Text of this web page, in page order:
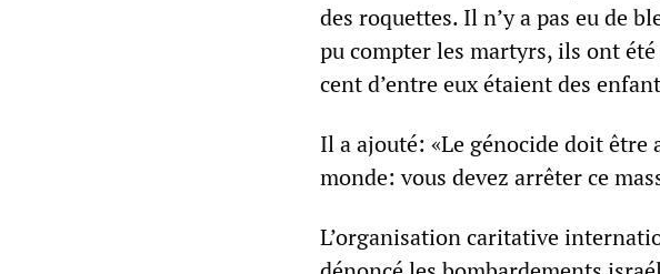
des roquettes. Il n’y a pas eu de
pu compter les martyrs, ils ont
cent d’entre eux étaient des
Il a ajouté: «Le génocide doit être
monde: vous devez arrêter ce
L’organisation caritative